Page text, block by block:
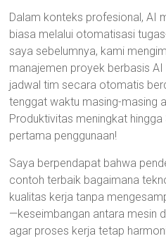
Dalam konteks profesional, AI
biasa melalui otomatisasi
saya sebelumnya, kami
manajemen proyek berbasis
jadwal tim secara otomatis
tenggat waktu masing-masing
Produktivitas meningkat
pertama penggunaan!
Saya berpendapat bahwa
contoh terbaik bagaimana
kualitas kerja tanpa
—keseimbangan antara mesin
agar proses kerja tetap